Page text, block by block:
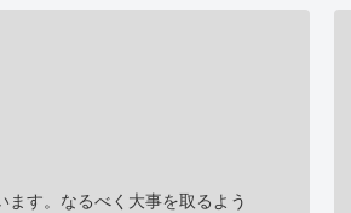
す。なるべく大事を取るよう